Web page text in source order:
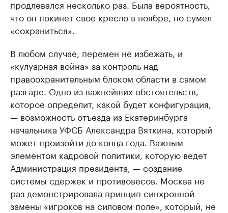
продлевался несколько раз. Была вероятность,
что он покинет свое кресло в ноябре, но сумел
«сохраниться».
В любом случае, перемен не избежать, и
«кулуарная война» за контроль над
правоохранительным блоком области в самом
разгаре. Одно из важнейших обстоятельств,
которое определит, какой будет конфигурация,
— возможность отъезда из Екатеринбурга
начальника УФСБ Александра Вяткина, который
может произойти до конца года. Важным
элементом кадровой политики, которую ведет
Администрация президента, — создание
системы сдержек и противовесов. Москва не
раз демонстрировала принцип синхронной
замены «игроков на силовом поле», который, не